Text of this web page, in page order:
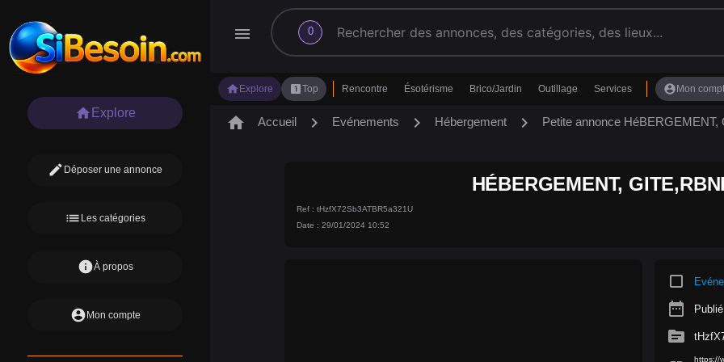
menu 0
search
home Explore looks_oneTop Rencontre Ésotérisme Brico/Jardin Outillage Services account_circle Mon
home Explore
edit Déposer une annonce
list Les catégories
infoÀ propos
account_circle Mon compte
home Accueil chevron_right Evénements chevron_right Hébergement chevron_right Petite annonce HéBERGEMENT,
HÉBERGEMENT,
Ref : tHzfX72Sb3ATBR5a321U
Date : 29/01/2024 10:52
crop_square
date_range
source
https://